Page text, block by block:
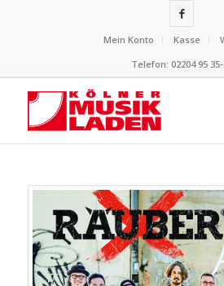
Mein Konto Kasse
Telefon: 02204 95